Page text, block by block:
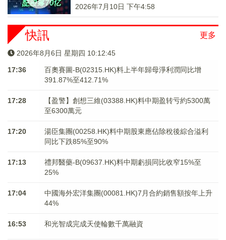
2026年7月10日 下午4:58
更多
快訊
2026年8月6日 星期四 10:12:46
17:36
百奧賽圖-B(02315.HK)料上半年歸母淨利潤同比增
391.87%至412.71%
17:28
【盈警】創想三維(03388.HK)料中期盈转亏約5300萬
至6300萬元
17:20
湯臣集團(00258.HK)料中期股東應佔除稅後綜合溢利
同比下跌85%至90%
17:13
禮邦醫藥-B(09637.HK)料中期虧損同比收窄15%至
25%
17:04
中國海外宏洋集團(00081.HK)7月合約銷售額按年上升
44%
16:53 和光智成完成天使輪數千萬融資